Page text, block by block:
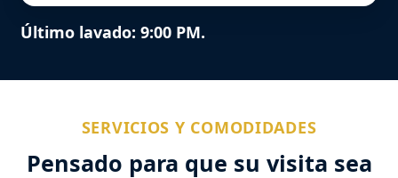
Último lavado: 9:00 PM.
SERVICIOS Y COMODIDADES
Pensado para que su visita sea